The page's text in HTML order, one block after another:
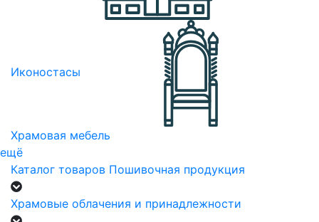
Иконостасы
Храмовая мебель
ещё
Каталог товаров Пошивочная продукция
Храмовые облачения и принадлежности